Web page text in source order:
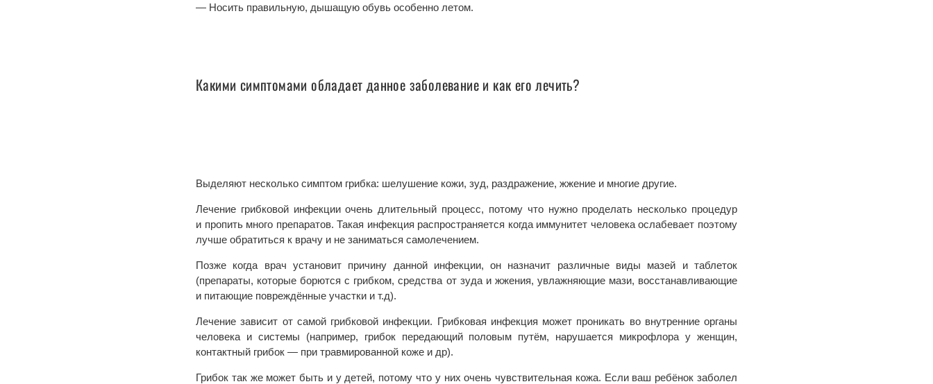
— Носить правильную, дышащую обувь особенно летом.
Какими симптомами обладает данное заболевание и как его лечить?
Выделяют несколько симптом грибка: шелушение кожи, зуд, раздражение, жжение и многие другие.
Лечение грибковой инфекции очень длительный процесс, потому что нужно проделать несколько процедур
и пропить много препаратов. Такая инфекция распространяется когда иммунитет человека ослабевает поэтому
лучше обратиться к врачу и не заниматься самолечением.
Позже когда врач установит причину данной инфекции, он назначит различные виды мазей и таблеток
(препараты, которые борются с грибком, средства от зуда и жжения, увлажняющие мази, восстанавливающие
и питающие повреждённые участки и т.д).
Лечение зависит от самой грибковой инфекции. Грибковая инфекция может проникать во внутренние органы
человека и системы (например, грибок передающий половым путём, нарушается микрофлора у женщин,
контактный грибок — при травмированной коже и др).
Грибок так же может быть и у детей, потому что у них очень чувствительная кожа. Если ваш ребёнок заболел